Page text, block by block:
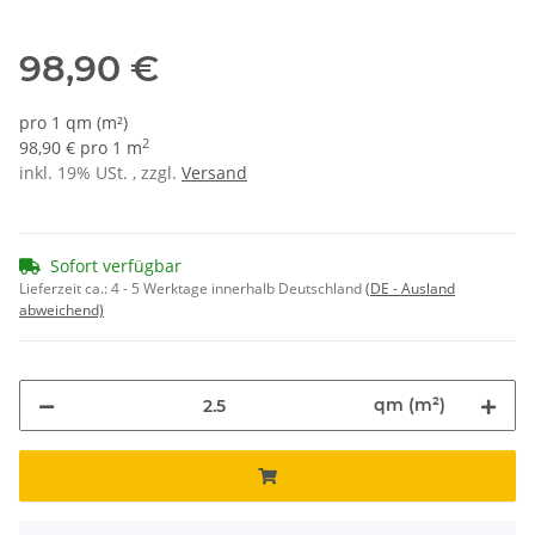
98,90 €
pro 1 qm (m²)
98,90 € pro 1 m2
inkl. 19% USt. , zzgl. Versand
Sofort verfügbar
Lieferzeit ca.:4 - 5 Werktage innerhalb Deutschland(DE - Ausland
abweichend)
qm (m²)